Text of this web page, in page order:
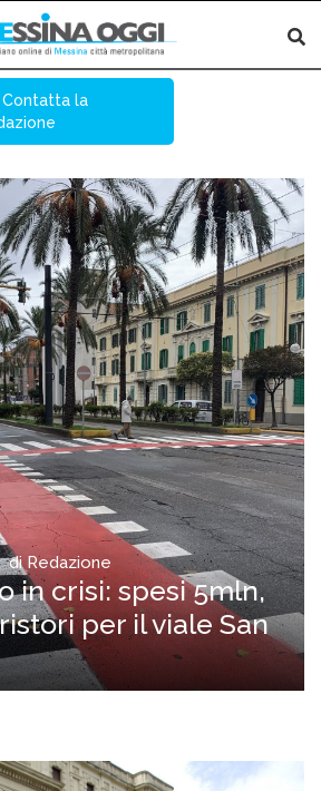
Contatta la
di Redazione
in crisi: spesi 5mln,
per il viale San